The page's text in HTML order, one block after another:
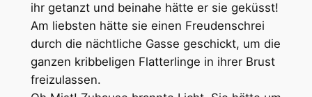
ihr getanzt und beinahe hätte er sie geküsst!
Am liebsten hätte sie einen Freudenschrei
durch die nächtliche Gasse geschickt, um die
ganzen kribbeligen Flatterlinge in ihrer Brust
freizulassen.